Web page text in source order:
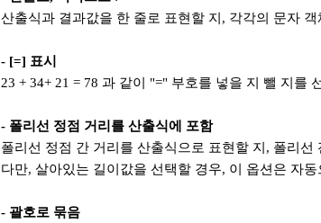
산출식과 결과값을 한 줄로 표현할 지, 각각의 문자
- [=] 표시
23 + 34+ 21 = 78 과 같이 "=" 부호를 넣을 지 뺄 지를
- 폴리선 정점 거리를 산출식에 포함
폴리선 정점 간 거리를 산출식으로 표현할 지, 폴리
다만, 살아있는 길이값을 선택할 경우, 이 옵션은 자
- 괄호로 묶음